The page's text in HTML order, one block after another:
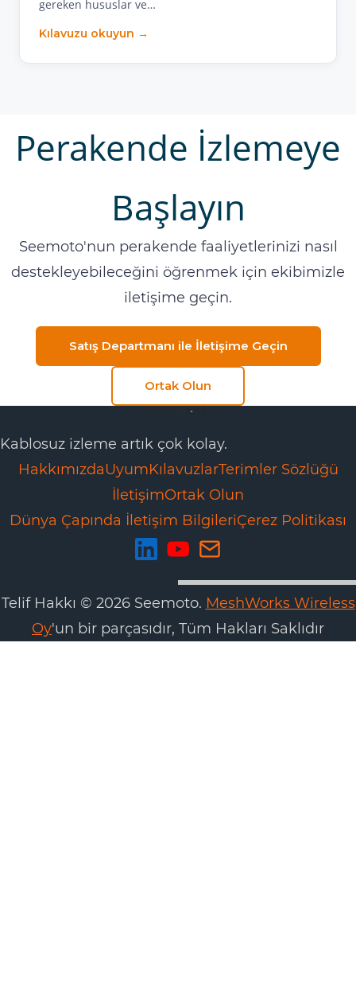
gereken hususlar ve…
Kılavuzu okuyun →
Perakende İzlemeye
Başlayın
Seemoto'nun perakende faaliyetlerinizi nasıl
destekleyebileceğini öğrenmek için ekibimizle
iletişime geçin.
Satış Departmanı ile İletişime Geçin
Ortak Olun
Kablosuz izleme artık çok kolay.
HakkımızdaUyumKılavuzlarTerimler Sözlüğü
İletişimOrtak Olun
Dünya Çapında İletişim BilgileriÇerez Politikası
Telif Hakkı © 2026 Seemoto. MeshWorks Wireless
Oy'un bir parçasıdır, Tüm Hakları Saklıdır